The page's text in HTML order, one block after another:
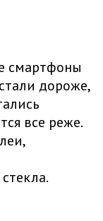
смартфоны
дороже,
все реже.